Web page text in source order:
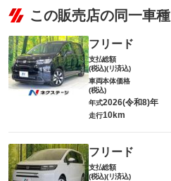
この販売店の同一車種
フリード
支払総額
(税込)(リ済込)
車両本体価格
(税込)
年式2026(令和8)年
走行10km
フリード
支払総額
(税込)(リ済込)